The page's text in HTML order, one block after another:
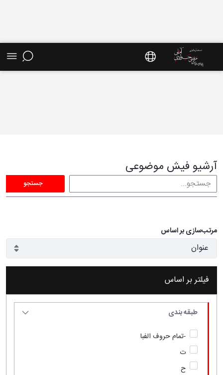
آرشیو فیش موضوعی
جستجو
مرتب‌سازی بر اساس
فیلتر بر اساس
طبقه بندی
-تمام حروف الفبا
ت
ح